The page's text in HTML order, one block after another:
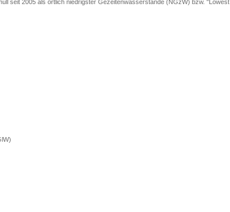
seit 2005 als örtlich niedrigster Gezeitenwasserstande (NGzW) bzw. "Lowest